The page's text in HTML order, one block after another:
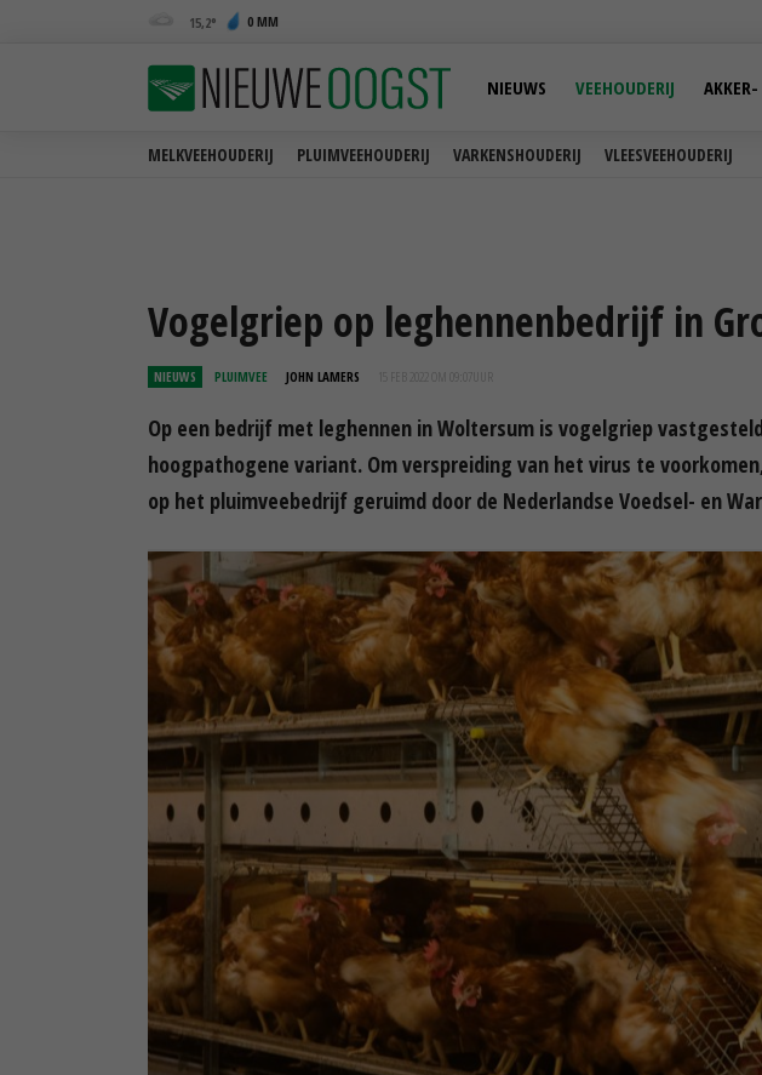
15,2 0 MM
MELKVEEHOUDERIJ PLUIMVEEHOUDERIJ VARKENSHOUDERIJ VLEESVEEHOUDERIJ
NIEUWS VEEHOUDERIJ
Vogelgriep op leghennenbedrijf in
NIEUWS PLUIMVEE JOHN LAMERS 15 FEB 2022 OM 09:07
Op een bedrijf met leghennen in Woltersum is vogelgriep
hoogpathogene variant. Om verspreiding van het virus te
op het pluimveebedrijf geruimd door de Nederlandse Voedsel- en